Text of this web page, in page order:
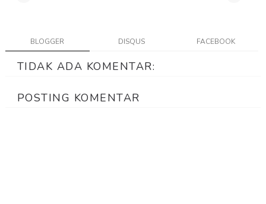
BLOGGER DISQUS FACEBOOK
TIDAK ADA KOMENTAR:
POSTING KOMENTAR